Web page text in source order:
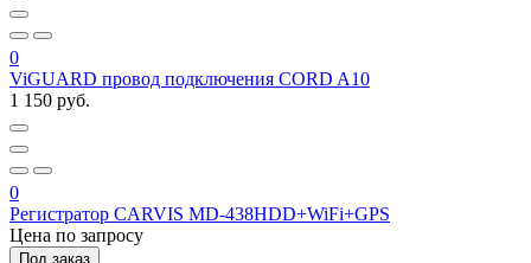
0
ViGUARD провод подключения CORD A10
1 150 руб.
0
Регистратор CARVIS MD-438HDD+WiFi+GPS
Цена по запросу
Под заказ